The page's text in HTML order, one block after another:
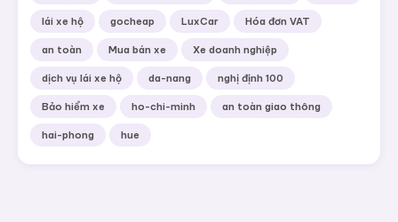
lái xe hộ gocheap LuxCar Hóa đơn VAT
an toàn Mua bán xe Xe doanh nghiệp
dịch vụ lái xe hộ da-nang nghị định 100
Bảo hiểm xe ho-chi-minh an toàn giao thông
hai-phong hue